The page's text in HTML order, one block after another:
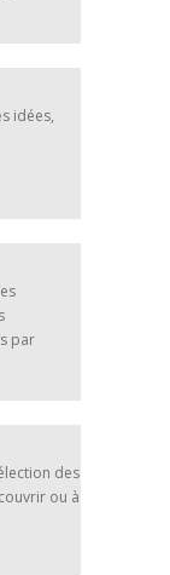
idées,
par
des
ou à